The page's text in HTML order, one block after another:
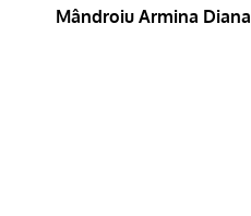
Mândroiu Armina Diana